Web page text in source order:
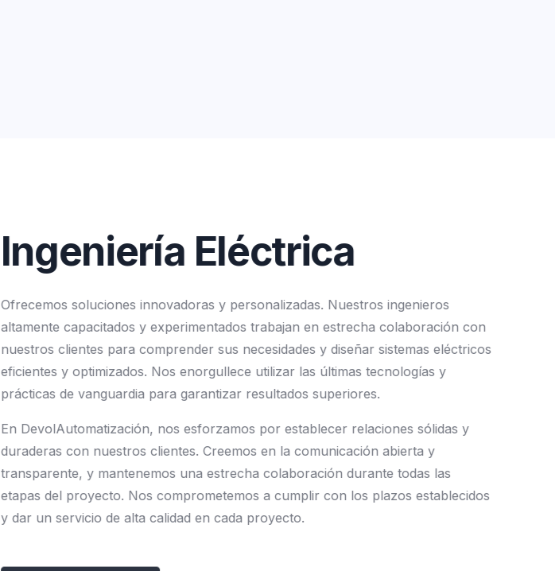
Ingeniería Eléctrica
Ofrecemos soluciones innovadoras y personalizadas. Nuestros ingenieros
altamente capacitados y experimentados trabajan en estrecha colaboración con
nuestros clientes para comprender sus necesidades y diseñar sistemas eléctricos
eficientes y optimizados. Nos enorgullece utilizar las últimas tecnologías y
prácticas de vanguardia para garantizar resultados superiores.
En DevolAutomatización, nos esforzamos por establecer relaciones sólidas y
duraderas con nuestros clientes. Creemos en la comunicación abierta y
transparente, y mantenemos una estrecha colaboración durante todas las
etapas del proyecto. Nos comprometemos a cumplir con los plazos establecidos
y dar un servicio de alta calidad en cada proyecto.